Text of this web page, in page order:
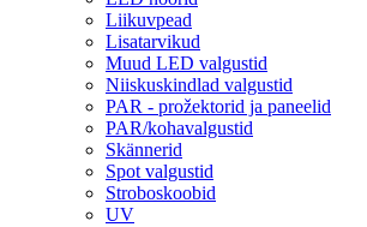
Liikuvpead
Lisatarvikud
Muud LED valgustid
Niiskuskindlad valgustid
PAR - prožektorid ja paneelid
PAR/kohavalgustid
Skännerid
Spot valgustid
Stroboskoobid
UV